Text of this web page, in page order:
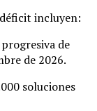
incluyen:
de
de 2026.
soluciones